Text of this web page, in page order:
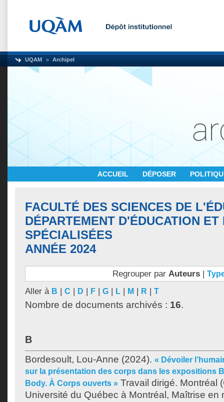
UQAM Archipel
ACCUEIL DÉPOSER
FACULTÉ DES SCIENCES DE
DÉPARTEMENT D'ÉDUCATION ET
SPÉCIALISÉES
ANNÉE 2024
Regrouper par Auteurs|
Aller à B | C | D | F | G | L | M | R | T
Nombre de documents archivés : 16.
B
Bordesoult, Lou-Anne (2024). « Dévoiler
sur la présentation des corps dans les expositions
Body. À Corps ouverts » Travail dirigé. Montréal
Université du Québec à Montréal, Maîtrise en